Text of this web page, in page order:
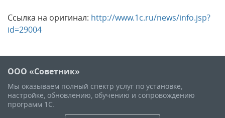
Ссылка на оригинал: http://www.1c.ru/news/info.jsp?
id=29004
ООО «Советник»
Мы оказываем полный спектр услуг по установке,
настройке, обновлению, обучению и сопровождению
программ 1С.